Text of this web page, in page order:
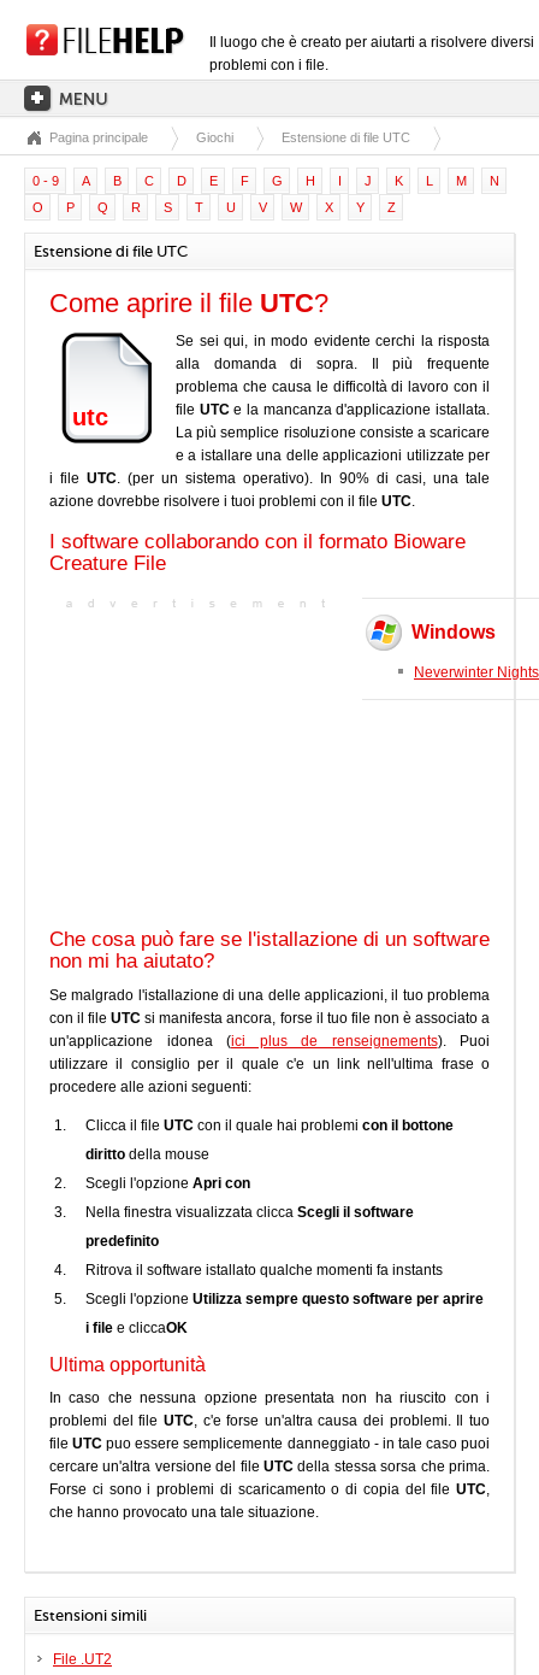
Il luogo che è creato per aiutarti a risolvere diversi
problemi con i file.
PAGINA PRINCIPALE
CATEGORIE DELLE ESTENSIONI
CATEGORIE DEI DRIVER
FILE DLL
CONVERSIONI DI FILE
SOFTWARE
Pagina principale Giochi Estensione di file UTC
0 - 9 A B C D E F G H I J K L M
N
O
P Q R S T U V W X Y Z
Estensione di file UTC
Come aprire il file UTC?
utc
Se sei qui, in modo evidente cerchi la risposta
alla domanda di sopra. Il più frequente
problema che causa le difficoltà di lavoro con il
file UTCe la mancanza d'applicazione istallata.
La più semplice risoluzione consiste a scaricare
e a istallare una delle applicazioni utilizzate per
i file UTC. (per un sistema operativo). In 90% di casi, una tale
azione dovrebbe risolvere i tuoi problemi con il file UTC.
I software collaborando con il formato Bioware
Creature File
Windows
Neverwinter Nights
Che cosa può fare se l'istallazione di un software
non mi ha aiutato?
Se malgrado l'istallazione di una delle applicazioni, il tuo problema
con il fileUTC si manifesta ancora, forse il tuo file non è associato a
un'applicazione idonea (ici plus de renseignements). Puoi
utilizzare il consiglio per il quale c'e un link nell'ultima frase o
procedere alle azioni seguenti:
Clicca il file UTC con il quale hai problemi con il bottone
diritto della mouse
Scegli l'opzione Apri con
Nella finestra visualizzata clicca Scegli il software
predefinito
Ritrova il software istallato qualche momenti fa instants
Scegli l'opzione Utilizza sempre questo software per aprire
i file e cliccaOK
Ultima opportunità
In caso che nessuna opzione presentata non ha riuscito con i
problemi del file UTC, c'e forse un'altra causa dei problemi. Il tuo
fileUTC puo essere semplicemente danneggiato - in tale caso puoi
cercare un'altra versione del file UTC della stessa sorsa che prima.
Forse ci sono i problemi di scaricamento o di copia del file UTC,
che hanno provocato una tale situazione.
Estensioni simili
File .UT2